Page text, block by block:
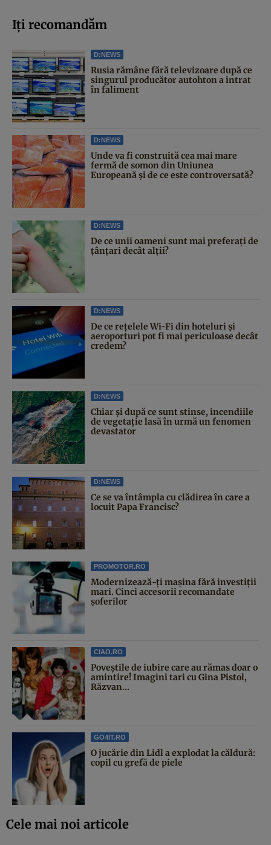
Iți recomandăm
D:NEWS
Rusia rămâne fără televizoare după ce
singurul producător autohton a intrat
în faliment
D:NEWS
Unde va fi construită cea mai mare
fermă de somon din Uniunea
Europeană și de ce este controversată?
D:NEWS
De ce unii oameni sunt mai preferați de
țânțari decât alții?
D:NEWS
De ce rețelele Wi-Fi din hoteluri și
aeroporturi pot fi mai periculoase decât
credem?
D:NEWS
Chiar și după ce sunt stinse, incendiile
de vegetație lasă în urmă un fenomen
devastator
D:NEWS
Ce se va întâmpla cu clădirea în care a
locuit Papa Francisc?
PROMOTOR.RO
Modernizează-ți mașina fără investiții
mari. Cinci accesorii recomandate
șoferilor
CIAO.RO
Poveştile de iubire care au rămas doar o
amintire! Imagini tari cu Gina Pistol,
Răzvan...
GO4IT.RO
O jucărie din Lidl a explodat la căldură:
copil cu grefă de piele
Cele mai noi articole